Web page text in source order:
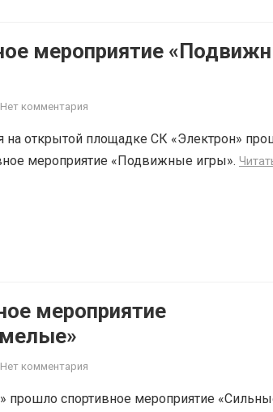
мероприятие
Нет комментария
на открытой площадке СК «Электрон»
мероприятие «Подвижные игры».
мероприятие
Нет комментария
прошло спортивное мероприятие